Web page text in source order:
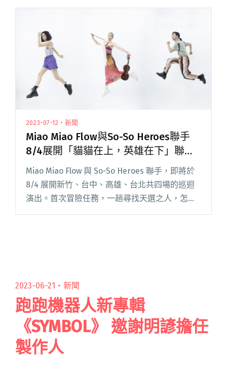
停活動閱讀全文 "Suchmos帶著全新EP歸來！亞
2023-07-12・新聞
Miao Miao Flow與So-So Heroes聯手
8/4展開「貓貓在上，英雄在下」聯合
巡演
Miao Miao Flow 與 So-So Heroes 聯手，即將於
8/4 展開新竹、台中、高雄、台北共四場的巡迴
演出。首次冒險任務，一趟尋找天選之人，怎麼
樣都不回頭的單程旅行⋯⋯ So-So Heroes 由李
2023-06-21・ 新聞
跑跑機器人新專輯
《SYMBOL》 邀謝明諺擔任
製作人